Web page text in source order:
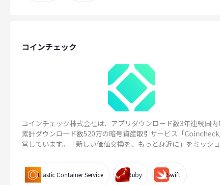
コインチェック
コインチェック株式会社は、アプリダウンロード数3年連続国
累計ダウンロード数520万の暗号資産取引サービス「
営しています。「新しい価値交換を、もっと身近に」をミッシ
Elastic Container Service Ruby Swift